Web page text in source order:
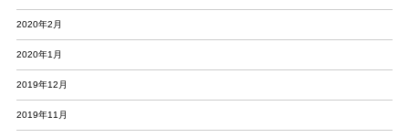
2020年2月
2020年1月
2019年12月
2019年11月